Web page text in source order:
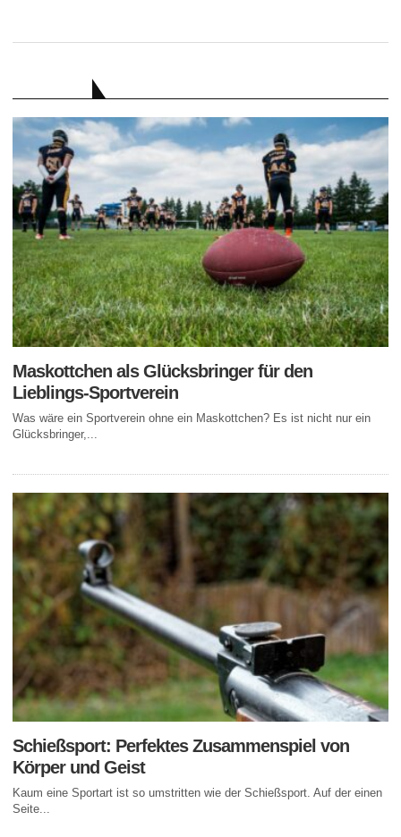
Maskottchen als Glücksbringer für den
Lieblings-Sportverein
Was wäre ein Sportverein ohne ein Maskottchen? Es ist nicht nur ein
Glücksbringer,...
Schießsport: Perfektes Zusammenspiel von
Körper und Geist
Kaum eine Sportart ist so umstritten wie der Schießsport. Auf der einen
Seite...